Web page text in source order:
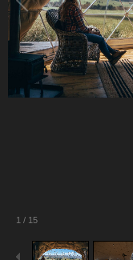
1 / 15